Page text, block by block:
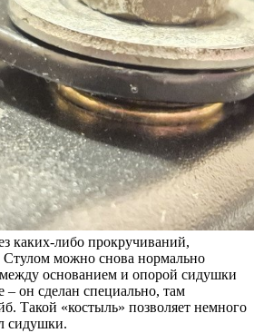
каких-либо прокручиваний,
Стулом можно снова нормально
между основанием и опорой сидушки
он сделан специально, там
Такой «костыль» позволяет немного
сидушки.